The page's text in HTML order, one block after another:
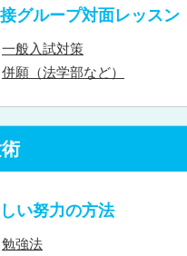
グループ対面レッスン
一般入試対策
併願（法学部など）
い努力の方法
勉強法